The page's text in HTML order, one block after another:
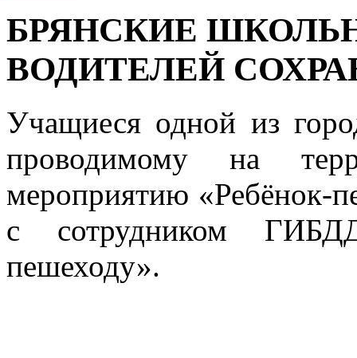
БРЯНСКИЕ
ВОДИТЕЛЕЙ
Учащиеся одной из
проводимому на
мероприятию «Ребёнок-
с сотрудником
пешеходу».